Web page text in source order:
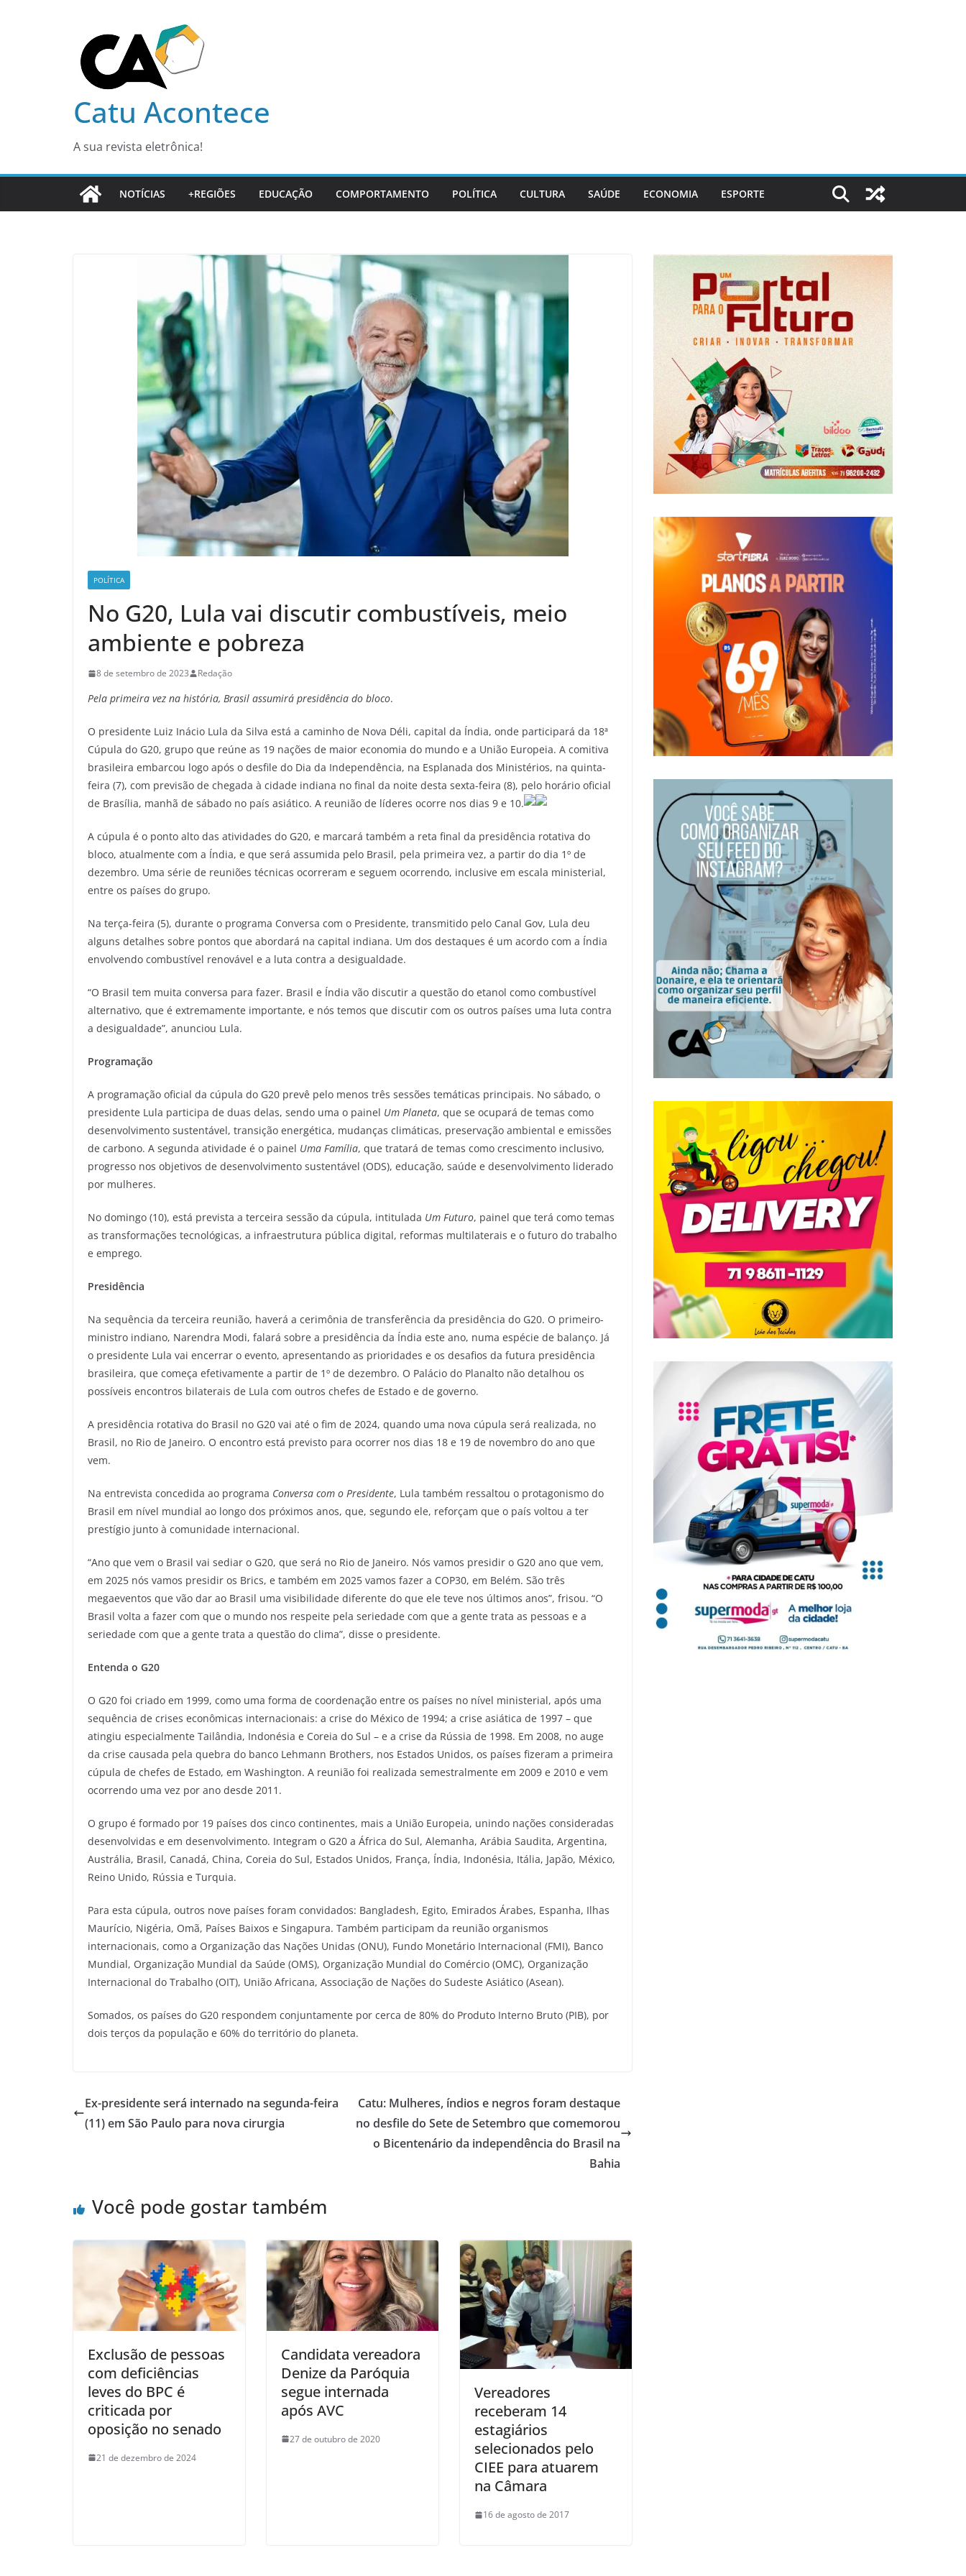
Catu Acontece
A sua revista eletrônica!
NOTÍCIAS +REGIÕES EDUCAÇÃO COMPORTAMENTO POLÍTICA CULTURA SAÚDE ECONOMIA ESPORTE
POLÍTICA
No G20, Lula vai discutir combustíveis, meio
ambiente e pobreza
8 de setembro de 2023 Redação
Pela primeira vez na história, Brasil assumirá presidência do bloco.
O presidente Luiz Inácio Lula da Silva está a caminho de Nova Déli, capital da Índia, onde participará da 18ª
Cúpula do G20, grupo que reúne as 19 nações de maior economia do mundo e a União Europeia. A comitiva
brasileira embarcou logo após o desfile do Dia da Independência, na Esplanada dos Ministérios, na quinta-
feira (7), com previsão de chegada à cidade indiana no final da noite desta sexta-feira (8), pelo horário oficial
de Brasília, manhã de sábado no país asiático. A reunião de líderes ocorre nos dias 9 e 10.
A cúpula é o ponto alto das atividades do G20, e marcará também a reta final da presidência rotativa do
bloco, atualmente com a Índia, e que será assumida pelo Brasil, pela primeira vez, a partir do dia 1º de
dezembro. Uma série de reuniões técnicas ocorreram e seguem ocorrendo, inclusive em escala ministerial,
entre os países do grupo.
Na terça-feira (5), durante o programa Conversa com o Presidente, transmitido pelo Canal Gov, Lula deu
alguns detalhes sobre pontos que abordará na capital indiana. Um dos destaques é um acordo com a Índia
envolvendo combustível renovável e a luta contra a desigualdade.
“O Brasil tem muita conversa para fazer. Brasil e Índia vão discutir a questão do etanol como combustível
alternativo, que é extremamente importante, e nós temos que discutir com os outros países uma luta contra
a desigualdade”, anunciou Lula.
Programação
A programação oficial da cúpula do G20 prevê pelo menos três sessões temáticas principais. No sábado, o
presidente Lula participa de duas delas, sendo uma o painel Um Planeta, que se ocupará de temas como
desenvolvimento sustentável, transição energética, mudanças climáticas, preservação ambiental e emissões
de carbono. A segunda atividade é o painel Uma Família, que tratará de temas como crescimento inclusivo,
progresso nos objetivos de desenvolvimento sustentável (ODS), educação, saúde e desenvolvimento liderado
por mulheres.
No domingo (10), está prevista a terceira sessão da cúpula, intitulada Um Futuro, painel que terá como temas
as transformações tecnológicas, a infraestrutura pública digital, reformas multilaterais e o futuro do trabalho
e emprego.
Presidência
Na sequência da terceira reunião, haverá a cerimônia de transferência da presidência do G20. O primeiro-
ministro indiano, Narendra Modi, falará sobre a presidência da Índia este ano, numa espécie de balanço. Já
o presidente Lula vai encerrar o evento, apresentando as prioridades e os desafios da futura presidência
brasileira, que começa efetivamente a partir de 1º de dezembro. O Palácio do Planalto não detalhou os
possíveis encontros bilaterais de Lula com outros chefes de Estado e de governo.
A presidência rotativa do Brasil no G20 vai até o fim de 2024, quando uma nova cúpula será realizada, no
Brasil, no Rio de Janeiro. O encontro está previsto para ocorrer nos dias 18 e 19 de novembro do ano que
vem.
Na entrevista concedida ao programa Conversa com o Presidente, Lula também ressaltou o protagonismo do
Brasil em nível mundial ao longo dos próximos anos, que, segundo ele, reforçam que o país voltou a ter
prestígio junto à comunidade internacional.
“Ano que vem o Brasil vai sediar o G20, que será no Rio de Janeiro. Nós vamos presidir o G20 ano que vem,
em 2025 nós vamos presidir os Brics, e também em 2025 vamos fazer a COP30, em Belém. São três
megaeventos que vão dar ao Brasil uma visibilidade diferente do que ele teve nos últimos anos”, frisou. “O
Brasil volta a fazer com que o mundo nos respeite pela seriedade com que a gente trata as pessoas e a
seriedade com que a gente trata a questão do clima”, disse o presidente.
Entenda o G20
O G20 foi criado em 1999, como uma forma de coordenação entre os países no nível ministerial, após uma
sequência de crises econômicas internacionais: a crise do México de 1994; a crise asiática de 1997 – que
atingiu especialmente Tailândia, Indonésia e Coreia do Sul – e a crise da Rússia de 1998. Em 2008, no auge
da crise causada pela quebra do banco Lehmann Brothers, nos Estados Unidos, os países fizeram a primeira
cúpula de chefes de Estado, em Washington. A reunião foi realizada semestralmente em 2009 e 2010 e vem
ocorrendo uma vez por ano desde 2011.
O grupo é formado por 19 países dos cinco continentes, mais a União Europeia, unindo nações consideradas
desenvolvidas e em desenvolvimento. Integram o G20 a África do Sul, Alemanha, Arábia Saudita, Argentina,
Austrália, Brasil, Canadá, China, Coreia do Sul, Estados Unidos, França, Índia, Indonésia, Itália, Japão, México,
Reino Unido, Rússia e Turquia.
Para esta cúpula, outros nove países foram convidados: Bangladesh, Egito, Emirados Árabes, Espanha, Ilhas
Maurício, Nigéria, Omã, Países Baixos e Singapura. Também participam da reunião organismos
internacionais, como a Organização das Nações Unidas (ONU), Fundo Monetário Internacional (FMI), Banco
Mundial, Organização Mundial da Saúde (OMS), Organização Mundial do Comércio (OMC), Organização
Internacional do Trabalho (OIT), União Africana, Associação de Nações do Sudeste Asiático (Asean).
Somados, os países do G20 respondem conjuntamente por cerca de 80% do Produto Interno Bruto (PIB), por
dois terços da população e 60% do território do planeta.
Ex-presidente será internado na segunda-feira
(11) em São Paulo para nova cirurgia
Catu: Mulheres, índios e negros foram destaque
no desfile do Sete de Setembro que comemorou
o Bicentenário da independência do Brasil na
Bahia
Você pode gostar também
Exclusão de pessoas
com deficiências
leves do BPC é
criticada por
oposição no senado
21 de dezembro de 2024
Candidata vereadora
Denize da Paróquia
segue internada
após AVC
27 de outubro de 2020
Vereadores
receberam 14
estagiários
selecionados pelo
CIEE para atuarem
na Câmara
16 de agosto de 2017